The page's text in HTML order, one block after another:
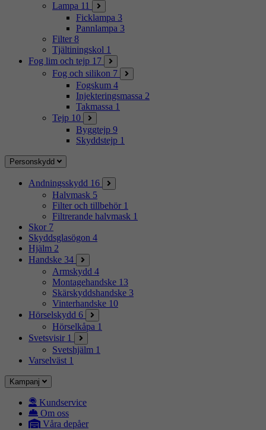
Lampa 11
Ficklampa 3
Pannlampa 3
Filter 8
Tjältiningskol 1
Fog lim och tejp 17
Fog och silikon 7
Fogskum 4
Injekteringsmassa 2
Takmassa 1
Tejp 10
Byggtejp 9
Skyddstejp 1
Personskydd
Andningsskydd 16
Halvmask 5
Filter och tillbehör 1
Filtrerande halvmask 1
Skor 7
Skyddsglasögon 4
Hjälm 2
Handske 34
Armskydd 4
Montagehandske 13
Skärskyddshandske 3
Vinterhandske 10
Hörselskydd 6
Hörselkåpa 1
Svetsvisir 1
Svetshjälm 1
Varselväst 1
Kampanj
Kundservice
Om oss
Våra depåer